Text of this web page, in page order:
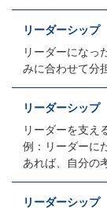
リーダーシップ
リーダーになっ
みに合わせて分
リーダーシップ
リーダーを支え
例：リーダーに
あれば、自分の
リーダーシップ